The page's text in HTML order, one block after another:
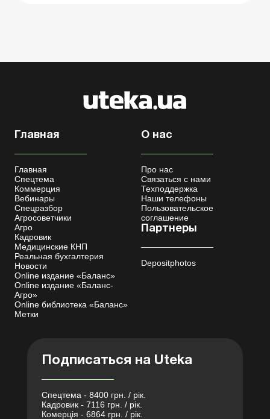
Главная
Главная
Спецтема
Коммерция
Вебинары
Спецразбор
Агросоветчики
Агро
Кадровик
Медицинские КНП
Реальная бухгалтерия
Новости
Online издание «Баланс»
Online издание «Баланс-
Агро»
Online библиотека «Баланс»
Метки
О нас
Про нас
Связаться с нами
Техподдержка
Наши телефоны
Пользовательское
соглашение
Партнеры
Depositphotos
Подписаться на Uteka
Спецтема - 8400 грн. / рік.
Кадровик - 7116 грн. / рік.
Комерція - 6864 грн. / рік.